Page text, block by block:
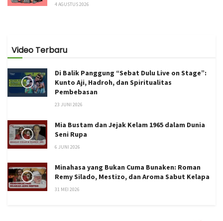
4 AGUSTUS 2026
Video Terbaru
Di Balik Panggung “Sebat Dulu Live on Stage”:
Kunto Aji, Hadroh, dan Spiritualitas
Pembebasan
23 JUNI 2026
Mia Bustam dan Jejak Kelam 1965 dalam Dunia
Seni Rupa
6 JUNI 2026
Minahasa yang Bukan Cuma Bunaken: Roman
Remy Silado, Mestizo, dan Aroma Sabut Kelapa
31 MEI 2026